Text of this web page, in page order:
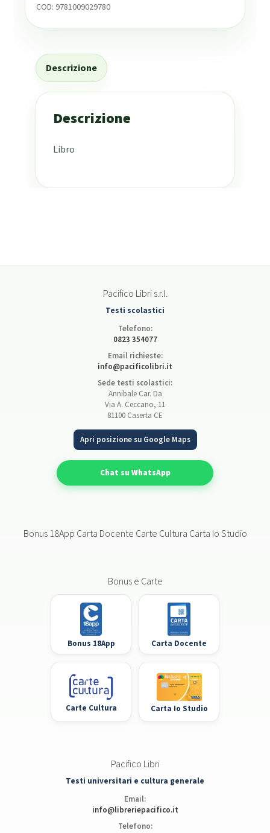
COD: 9781009029780
Descrizione
Descrizione
Libro
Pacifico Libri s.r.l.
Testi scolastici
Telefono:
0823 354077
Email richieste:
info@pacificolibri.it
Sede testi scolastici:
Annibale Car. Da
Via A. Ceccano, 11
81100 Caserta CE
Apri posizione su Google Maps
Chat su WhatsApp
Bonus 18App Carta Docente Carte Cultura Carta Io Studio
Bonus e Carte
Bonus 18App Carta Docente
Carte Cultura Carta Io Studio
Pacifico Libri
Testi universitari e cultura generale
Email:
info@libreriepacifico.it
Telefono: